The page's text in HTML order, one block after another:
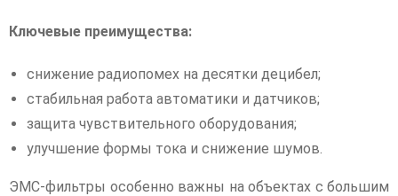
Ключевые преимущества:
снижение радиопомех на десятки децибел;
стабильная работа автоматики и датчиков;
защита чувствительного оборудования;
улучшение формы тока и снижение шумов.
ЭМС-фильтры особенно важны на объектах с большим